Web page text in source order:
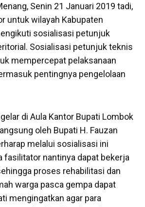
Senin 21 Januari 2019 tadi,
untuk wilayah Kabupaten
sosialisasi petunjuk
Sosialisasi petunjuk teknis
mempercepat pelaksanaan
pentingnya pengelolaan
di Aula Kantor Bupati Lombok
oleh Bupati H. Fauzan
melalui sosialisasi ini
fasilitator nantinya dapat bekerja
proses rehabilitasi dan
warga pasca gempa dapat
mengingatkan agar para